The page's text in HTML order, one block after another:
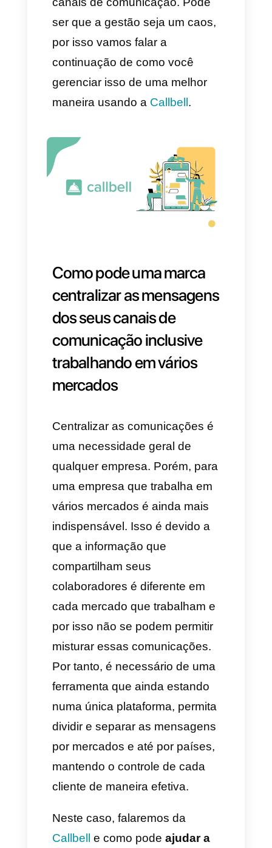
em diferentes linhas de
produtos conta com vários
benefícios, entre eles temos:
1) Crescimento da
2) Empregos mais qualificados
e com melhores benefícios.
3) Facilidade para uma melhor
4) Novas oportunidades de
negócio.
5) Aliviar os custos de alguns
tipos de atividades produtivas.
e um posicionamento mais
efetivo.
Essas são apenas algumas
das vantagens que as
empresas obtêm ao entrar em
novos mercados, não obstante,
mais acima a gente falou das
necessidades. Embora os
benefícios sejam muitos, a
necessidade de centralizar as
mensagens num só lugar é
indispensável. Ao trabalhar em
vários mercados e ao mesmo
tempo contamos com diferentes
ser que a gestão seja um caos,